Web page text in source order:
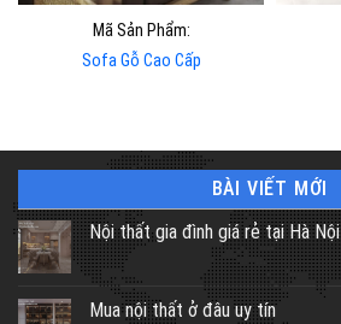
Mã Sản Phẩm:
Sofa Gỗ Cao Cấp
BÀI VIẾT MỚI
Nội thất gia đình giá rẻ tại Hà Nội
Mua nội thất ở đâu uy tín